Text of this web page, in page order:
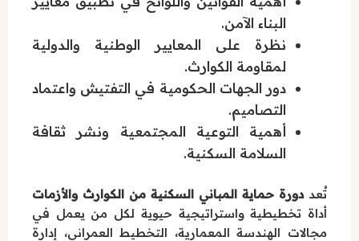
البناء الآمن.
نظرة على المعايير الوطنية والدولية
لمقاومة الكوارث.
دور الجهات الحكومية في التفتيش واعتماد
التصاميم.
أهمية التوعية المجتمعية ونشر ثقافة
السلامة السكنية.
تُعددورة حماية المباني السكنية من الكوارث والأزمات
أداة تخطيطية واستراتيجية حيوية لكل من يعمل في
مجالات الهندسة المعمارية، التخطيط العمراني، إدارة